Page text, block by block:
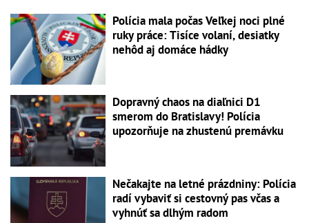
Polícia mala počas Veľkej noci plné
ruky práce: Tisíce volaní, desiatky
nehôd aj domáce hádky
Dopravný chaos na diaľnici D1
smerom do Bratislavy! Polícia
upozorňuje na zhustenú premávku
Nečakajte na letné prázdniny: Polícia
radí vybaviť si cestovný pas včas a
vyhnúť sa dlhým radom